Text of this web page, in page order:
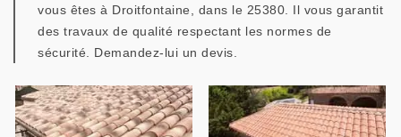
vous êtes à Droitfontaine, dans le 25380. Il vous garantit
des travaux de qualité respectant les normes de
sécurité. Demandez-lui un devis.